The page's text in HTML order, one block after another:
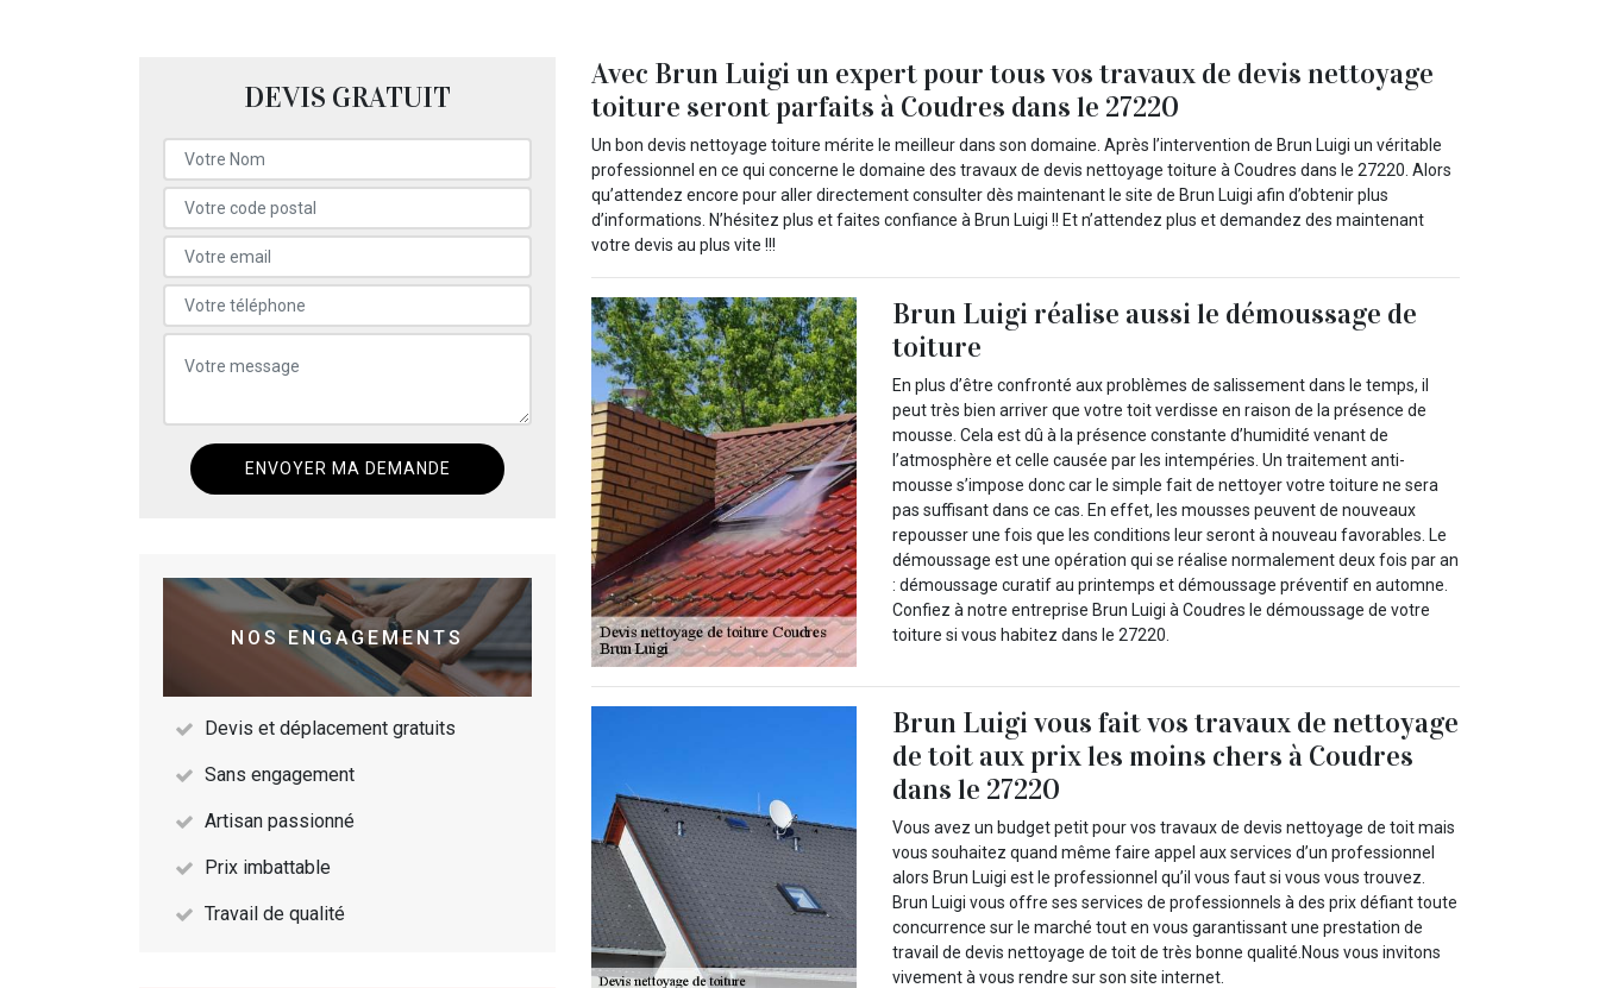
DEVIS GRATUIT
NOS ENGAGEMENTS
Devis et déplacement gratuits
Sans engagement
Artisan passionné
Prix imbattable
Travail de qualité
Avec Brun Luigi un expert pour tous vos travaux de devis nettoyage
toiture seront parfaits à Coudres dans le 27220
Un bon devis nettoyage toiture mérite le meilleur dans son domaine. Après l’intervention de Brun Luigi un véritable
professionnel en ce qui concerne le domaine des travaux de devis nettoyage toiture à Coudres dans le 27220. Alors
qu’attendez encore pour aller directement consulter dès maintenant le site de Brun Luigi afin d’obtenir plus
d’informations. N’hésitez plus et faites confiance à Brun Luigi !! Et n’attendez plus et demandez des maintenant
votre devis au plus vite !!!
Brun Luigi réalise aussi le démoussage de
toiture
En plus d’être confronté aux problèmes de salissement dans le temps, il
peut très bien arriver que votre toit verdisse en raison de la présence de
mousse. Cela est dû à la présence constante d’humidité venant de
l’atmosphère et celle causée par les intempéries. Un traitement anti-
mousse s’impose donc car le simple fait de nettoyer votre toiture ne sera
pas suffisant dans ce cas. En effet, les mousses peuvent de nouveaux
repousser une fois que les conditions leur seront à nouveau favorables. Le
démoussage est une opération qui se réalise normalement deux fois par an
: démoussage curatif au printemps et démoussage préventif en automne.
Confiez à notre entreprise Brun Luigi à Coudres le démoussage de votre
toiture si vous habitez dans le 27220.
Brun Luigi vous fait vos travaux de nettoyage
de toit aux prix les moins chers à Coudres
dans le 27220
Vous avez un budget petit pour vos travaux de devis nettoyage de toit mais
vous souhaitez quand même faire appel aux services d’un professionnel
alors Brun Luigi est le professionnel qu’il vous faut si vous vous trouvez.
Brun Luigi vous offre ses services de professionnels à des prix défiant toute
concurrence sur le marché tout en vous garantissant une prestation de
travail de devis nettoyage de toit de très bonne qualité.Nous vous invitons
vivement à vous rendre sur son site internet.